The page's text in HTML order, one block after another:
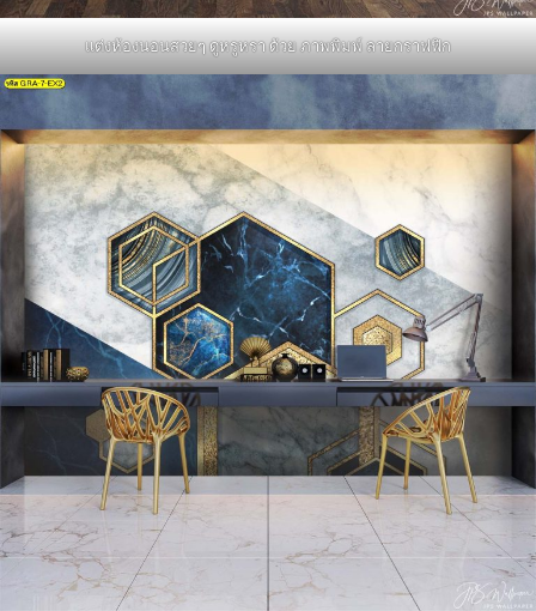
แต่งห้องนอนสวยๆ ดูหรูหรา ด้วย ภาพพิมพ์ ลายกราฟฟิก